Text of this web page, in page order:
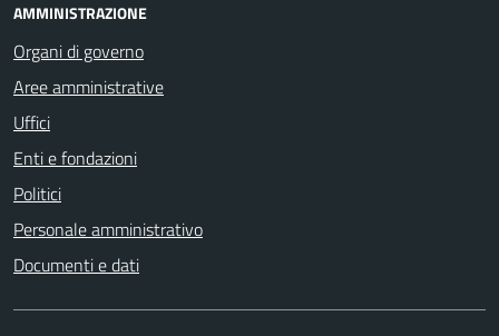
AMMINISTRAZIONE
Organi di governo
Aree amministrative
Uffici
Enti e fondazioni
Politici
Personale amministrativo
Documenti e dati